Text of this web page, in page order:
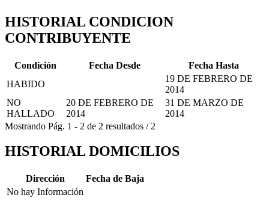
HISTORIAL CONDICION
CONTRIBUYENTE
Condición Fecha Desde
Fecha Hasta
HABIDO
19 DE FEBRERO DE
2014
NO
HALLADO
20 DE FEBRERO DE
2014
31 DE MARZO DE
2014
Mostrando Pág. 1 - 2 de 2 resultados / 2
HISTORIAL DOMICILIOS
Dirección
Fecha de Baja
No hay Información